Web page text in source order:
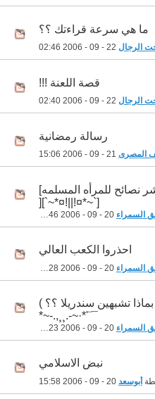
ما هي سرعة قراءتك ؟؟
الرجال 02:46
قصة اللعنة !!!
الرجال 02:40
رسالة رمضانية
المصرى 15:06
نصائح للمرأه المسلمه]
[`~*¤!||!¤*~`][
السمراء 23:46
احذروا الكعب العالي
السمراء 23:28
تشبهين سندريلا ؟؟ )
¯¨'*·~-.¸¸,.-~*
السمراء 19:23
نبض الاسلامي
أبوسعد 15:58